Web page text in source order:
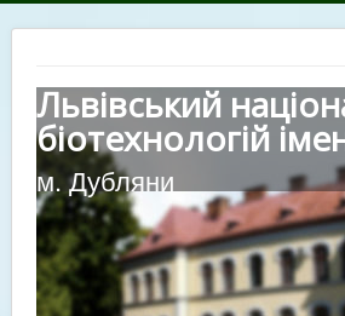
Львівський
біотехнологій
м. Дубляни